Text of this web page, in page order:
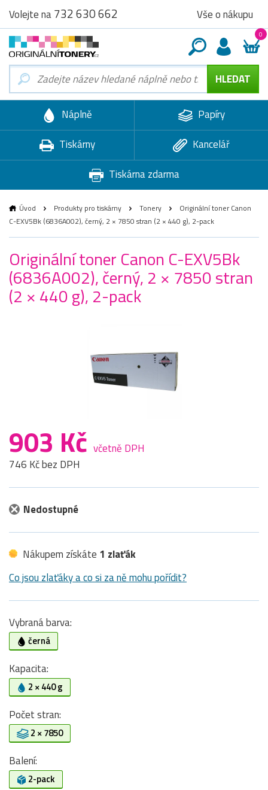
Volejte na732 630 662 Vše o nákupu
0
Náplně
Papíry
Tiskárny
Kancelář
Tiskárna zdarma
Úvod Produkty pro tiskárny Tonery
Originální toner Canon
C-EXV5Bk (6836A002), černý, 2 × 7850 stran (2 × 440 g), 2-pack
Originální toner Canon C-EXV5Bk
(6836A002), černý, 2 × 7850 stran
(2 × 440 g), 2-pack
903 Kč včetně DPH
746 Kč bez DPH
Nedostupné
Nákupem získáte 1 zlaťák
Co jsou zlaťáky a co si za ně mohu pořídit?
Vybraná barva:
černá
Kapacita:
2 × 440 g
Počet stran:
2 × 7850
Balení:
2-pack